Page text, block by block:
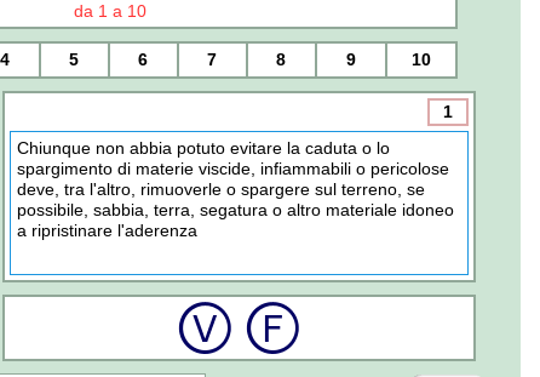
da 1 a 10
4 5 6 7 8 9 10
1
Chiunque non abbia potuto evitare la caduta o lo
spargimento di materie viscide, infiammabili o pericolose
deve, tra l'altro, rimuoverle o spargere sul terreno, se
possibile, sabbia, terra, segatura o altro materiale idoneo
a ripristinare l'aderenza